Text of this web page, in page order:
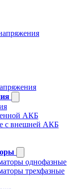
АКБ
с внешней АКБ
однофазные
трехфазные